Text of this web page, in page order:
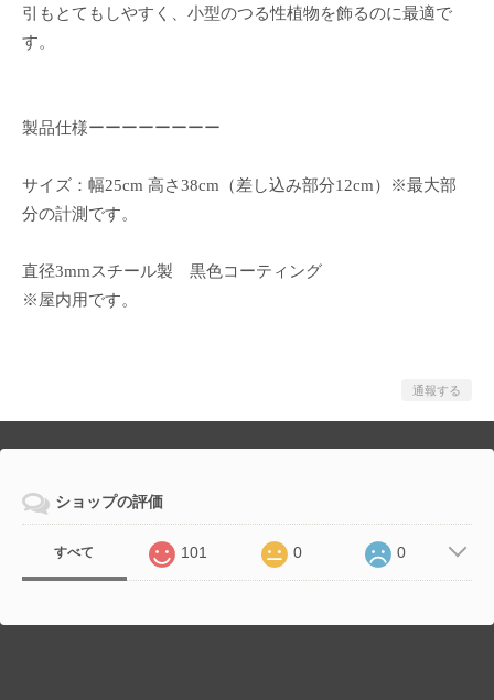
引もとてもしやすく、小型のつる性植物を飾るのに最適で
す。
製品仕様ーーーーーーーー
サイズ：幅25cm 高さ38cm（差し込み部分12cm）※最大部
分の計測です。
直径3mmスチール製 黒色コーティング
※屋内用です。
通報する
ショップの評価
すべて 101 0 0